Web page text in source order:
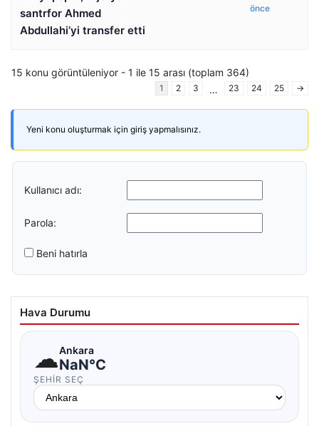
santrfor Ahmed
Abdullahi’yi transfer etti
önce
15 konu görüntüleniyor - 1 ile 15 arası (toplam 364)
1 2 3 … 23 24 25 →
Yeni konu oluşturmak için giriş yapmalısınız.
Kullanıcı adı:
Parola:
Beni hatırla
Hava Durumu
☁Ankara
NaN°C
ŞEHIR SEÇ